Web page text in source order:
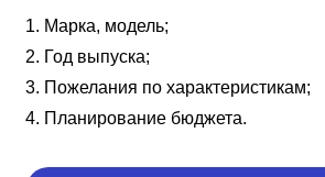
Марка, модель;
Год выпуска;
Пожелания по характеристикам;
Планирование бюджета.